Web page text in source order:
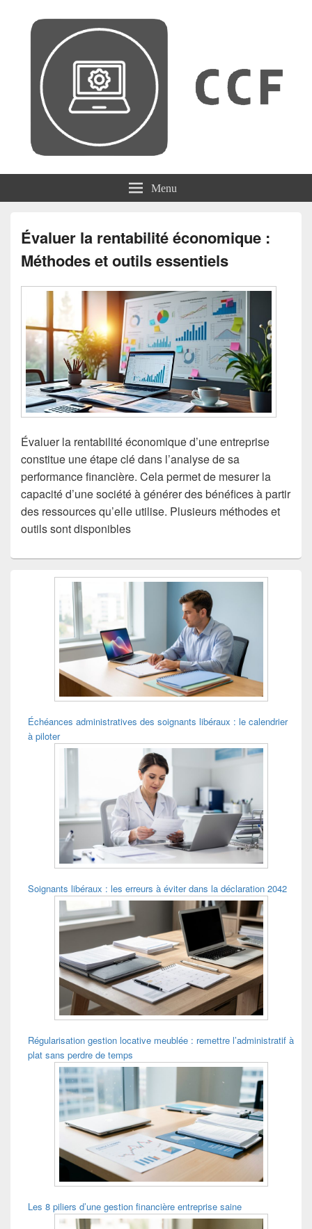
CCF Menu
Évaluer la rentabilité économique :
Méthodes et outils essentiels
Évaluer la rentabilité économique d’une entreprise
constitue une étape clé dans l’analyse de sa
performance financière. Cela permet de mesurer la
capacité d’une société à générer des bénéfices à partir
des ressources qu’elle utilise. Plusieurs méthodes et
outils sont disponibles
Échéances administratives des soignants libéraux : le calendrier
à piloter
Soignants libéraux : les erreurs à éviter dans la déclaration 2042
Régularisation gestion locative meublée : remettre l’administratif à
plat sans perdre de temps
Les 8 piliers d’une gestion financière entreprise saine